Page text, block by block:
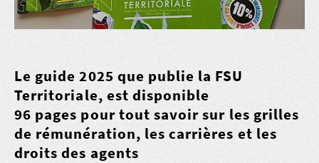
Le guide 2025 que publie la FSU
Territoriale, est disponible
96 pages pour tout savoir sur les grilles
de rémunération, les carrières et les
droits des agents